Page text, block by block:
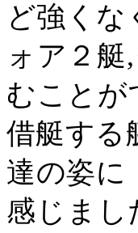
ど強くな
ォア２艇
むことが
借艇する
達の姿に
感じまし